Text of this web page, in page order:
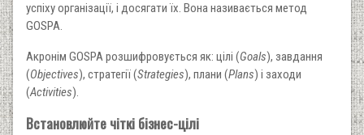
успіху орга­нізації, і досягати їх. Вона називається метод
GOSPA.
Акронім GOSPA розшифровується як: цілі (Goals), завдання
(Objectives), стратегії (Strategies), плани (Plans) і заходи
(Activities).
Встановлюйте чіткі бізнес-цілі